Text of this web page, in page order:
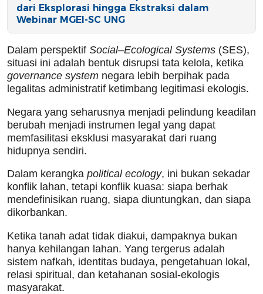
dari Eksplorasi hingga Ekstraksi dalam
Webinar MGEI-SC UNG
Dalam perspektif Social–Ecological Systems (SES),
situasi ini adalah bentuk disrupsi tata kelola, ketika
governance system negara lebih berpihak pada
legalitas administratif ketimbang legitimasi ekologis.
Negara yang seharusnya menjadi pelindung keadilan
berubah menjadi instrumen legal yang dapat
memfasilitasi eksklusi masyarakat dari ruang
hidupnya sendiri.
Dalam kerangka political ecology, ini bukan sekadar
konflik lahan, tetapi konflik kuasa: siapa berhak
mendefinisikan ruang, siapa diuntungkan, dan siapa
dikorbankan.
Ketika tanah adat tidak diakui, dampaknya bukan
hanya kehilangan lahan. Yang tergerus adalah
sistem nafkah, identitas budaya, pengetahuan lokal,
relasi spiritual, dan ketahanan sosial-ekologis
masyarakat.